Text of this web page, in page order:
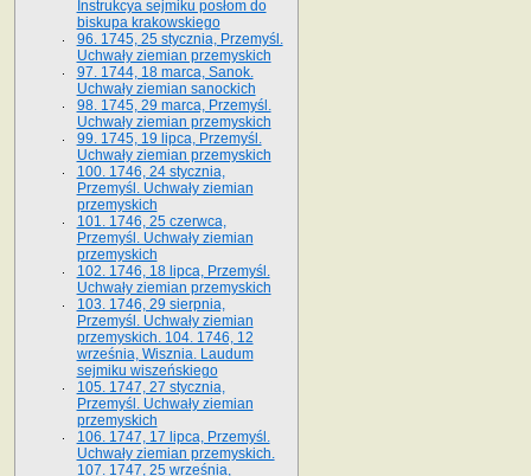
Instrukcya sejmiku posłom do
biskupa krakowskiego
96. 1745, 25 stycznia, Przemyśl.
Uchwały ziemian przemyskich
97. 1744, 18 marca, Sanok.
Uchwały ziemian sanockich
98. 1745, 29 marca, Przemyśl.
Uchwały ziemian przemyskich
99. 1745, 19 lipca, Przemyśl.
Uchwały ziemian przemyskich
100. 1746, 24 stycznia,
Przemyśl. Uchwały ziemian
przemyskich
101. 1746, 25 czerwca,
Przemyśl. Uchwały ziemian
przemyskich
102. 1746, 18 lipca, Przemyśl.
Uchwały ziemian przemyskich
103. 1746, 29 sierpnia,
Przemyśl. Uchwały ziemian
przemyskich. 104. 1746, 12
września, Wisznia. Laudum
sejmiku wiszeńskiego
105. 1747, 27 stycznia,
Przemyśl. Uchwały ziemian
przemyskich
106. 1747, 17 lipca, Przemyśl.
Uchwały ziemian przemyskich.
107. 1747, 25 września,